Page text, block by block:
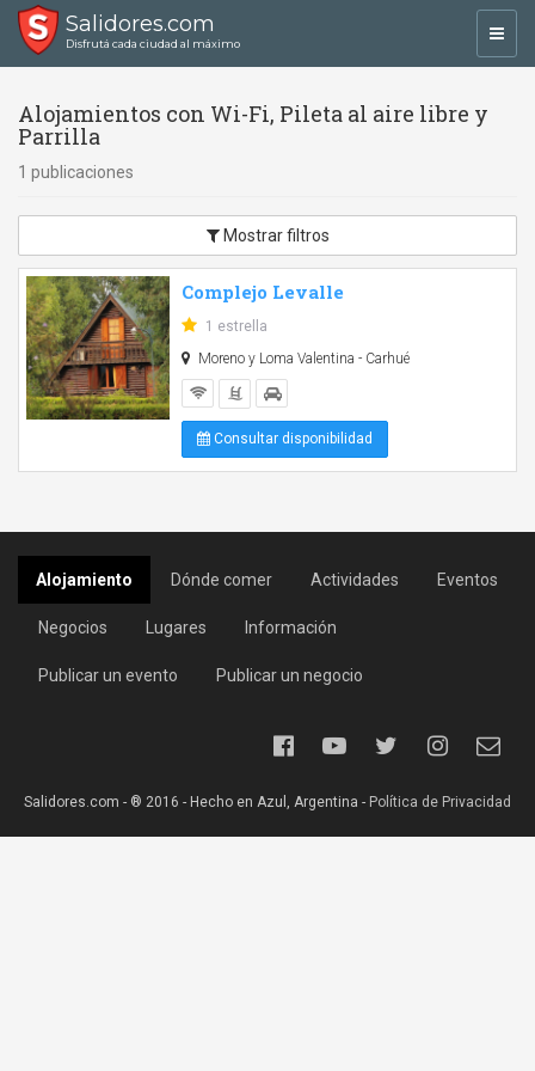
Salidores.com
Disfrutá cada ciudad al máximo
Alojamientos con Wi-Fi, Pileta al aire libre y
Parrilla
1 publicaciones
Mostrar filtros
Complejo Levalle
1 estrella
Moreno y Loma Valentina - Carhué
Consultar disponibilidad
Alojamiento Dónde comer Actividades Eventos
Negocios Lugares Información
Publicar un evento Publicar un negocio
Salidores.com - ® 2016 - Hecho en Azul, Argentina - Política de Privacidad